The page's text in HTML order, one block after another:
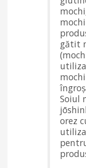
gătit
Soiul
orez